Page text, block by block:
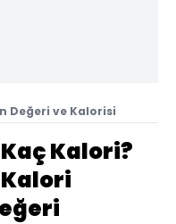
Değeri ve Kalorisi
Kalori?